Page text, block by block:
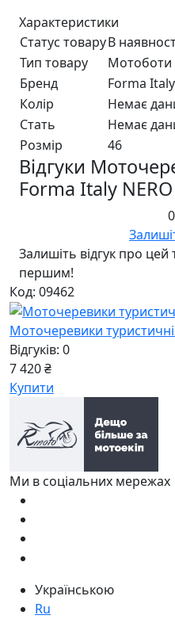
Характеристики
Статус товаруВ
Тип товару
Мотоботи
Бренд
Forma Italy
Колір
Немає
Стать
Немає
Розмір
46
Відгуки
Forma Italy NERO
Залишіть відгук про цей
першим!
Код: 09462
Моточеревики
Відгуків: 0
7 420 ₴
Купити
Ми в соціальних мережах
Українською
Ru